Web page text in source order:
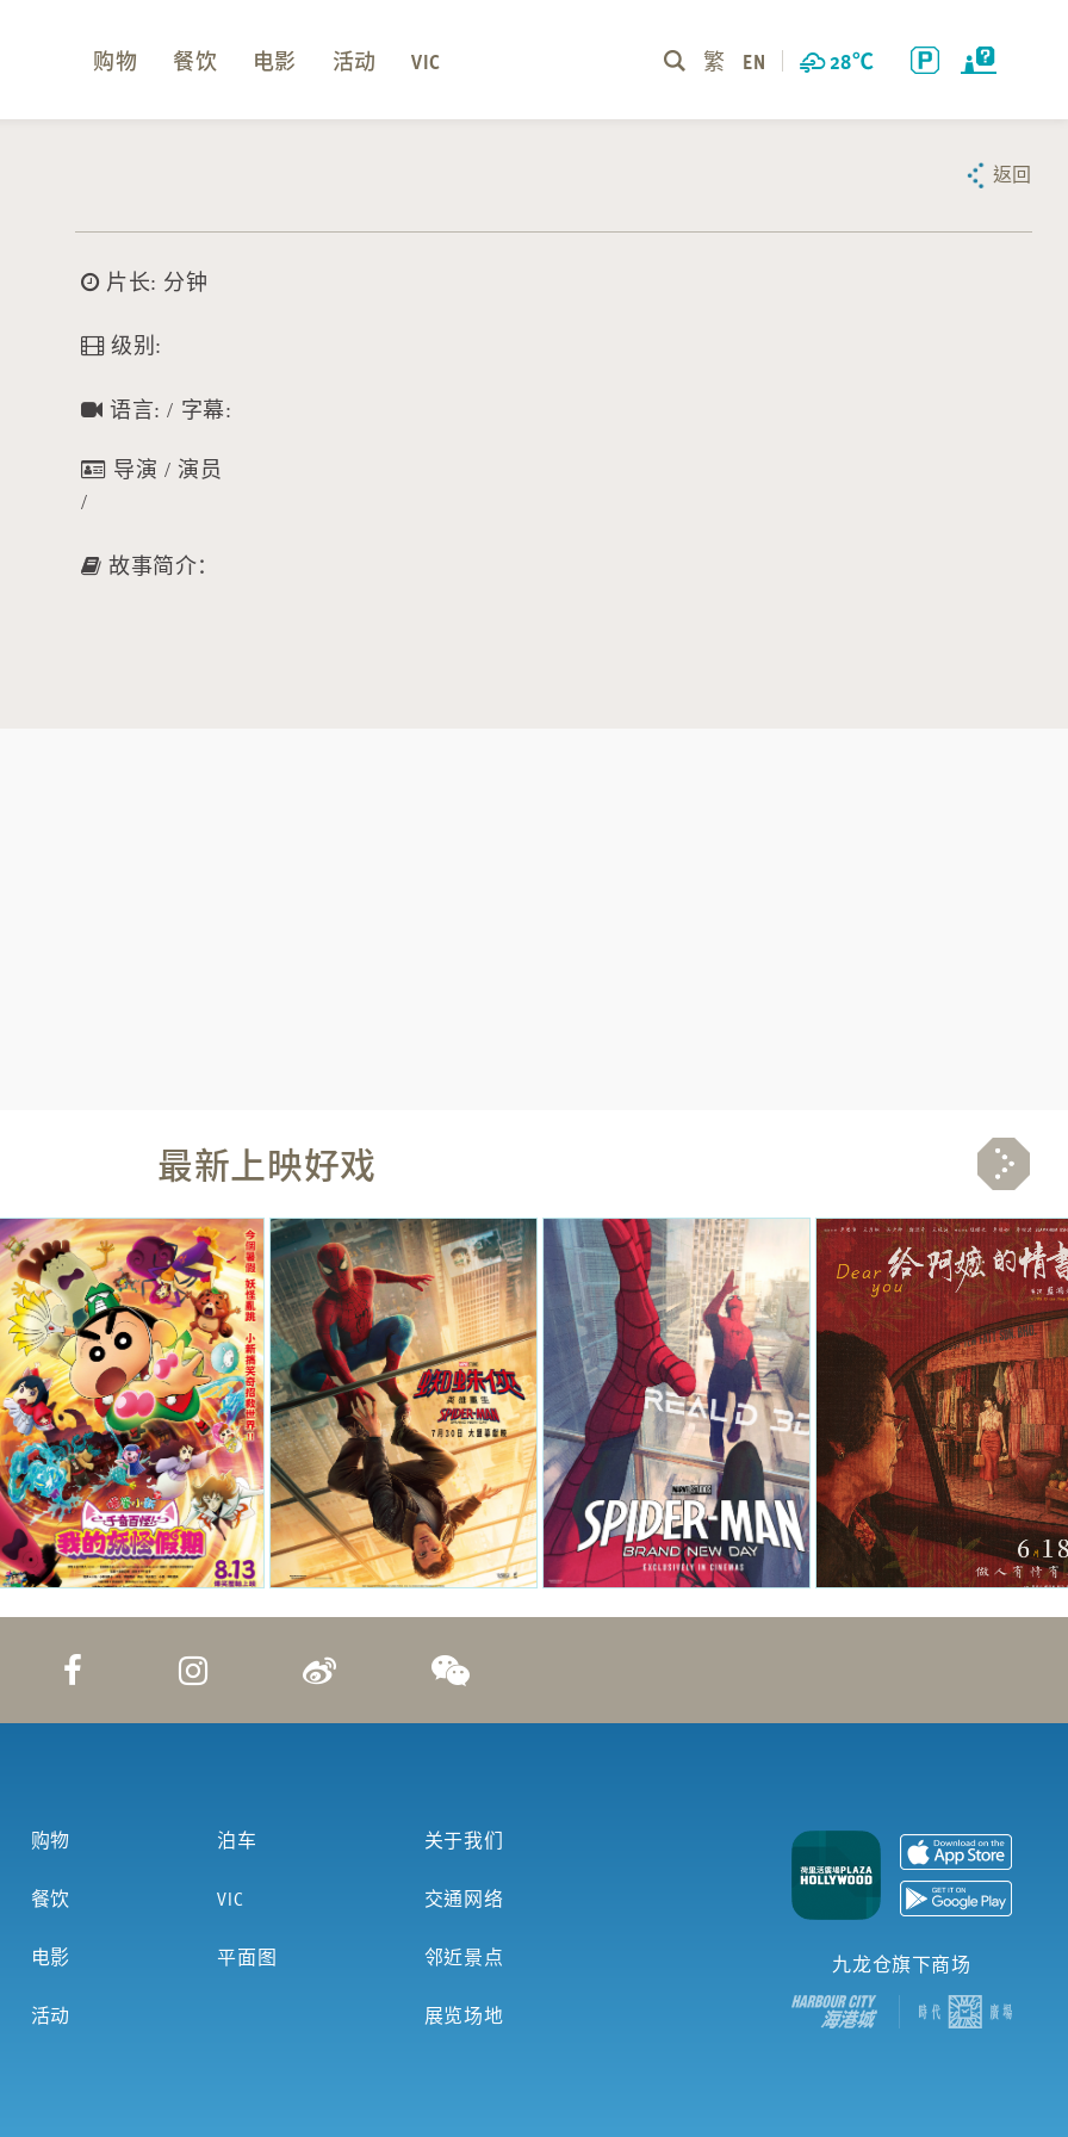
28℃
繁 EN
购物 餐饮 电影 活动 VIC
返回
片长: 分钟
级别:
语言: / 字幕:
导演 / 演员
/
故事简介：
最新上映好戏
购物
餐饮
电影
活动
泊车
VIC
平面图
关于我们
交通网络
邻近景点
展览场地
九龙仓旗下商场